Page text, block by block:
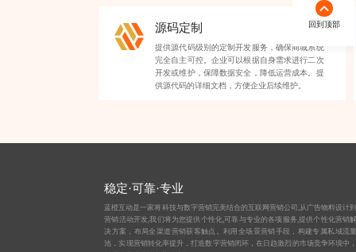
源码定制
提供源代码级别的定制开发服务，确保商城系统
完全自主可控。企业可以根据自身需求进行二次
开发或维护，保障数据安全，降低运营成本。提
供源代码的详细文档，方便企业后续维护。
回到顶部
稳定·可靠·专业
蓝橙互动是一家将科技与数字营销完美结合的互联网营销公司,从 广告物料设计
营销活动开发,我们将为您提供个性化,可靠与专业的各项服务,提供个性化营销
决方案，布局全渠道营销获客触点。利用全场景营销手段，构建专属私域流
池，实现营销转化率提升，打造数字营销闭环，在日趋激烈的市场竞争环境中